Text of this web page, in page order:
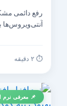
رفع دائمی
آنتی‌ویروس‌ها
📌 معرفی نرم